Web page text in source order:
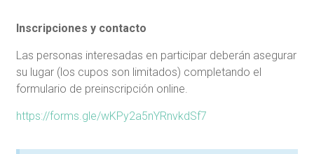
Inscripciones y contacto
Las personas interesadas en participar deberán asegurar
su lugar (los cupos son limitados) completando el
formulario de preinscripción online.
https://forms.gle/wKPy2a5nYRnvkdSf7